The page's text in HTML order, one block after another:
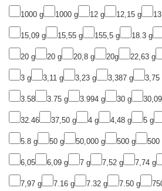
1000 g 1000 g 12 g 12,15 g
15,09 g 15,55 g 155,5 g 18.3 g
20 g 20 g 20,8 g 20g 22,63 g
3 g 3,11 g 3,23 g 3,387 g 3,75
3.58 3.75 g 3.994 g 30 g
32.46 37,50 g 4 g 4,48 g 5 g
5.8 g 50 g 50,000 g 500 g 500
6,05 6,09 g 7 g 7,52 g 7,74 g
7,97 g 7.16 g 7.32 g 7.50 g